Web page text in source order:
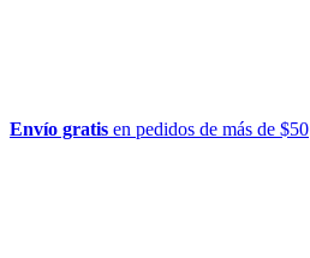
Envío gratis en pedidos de más de $50